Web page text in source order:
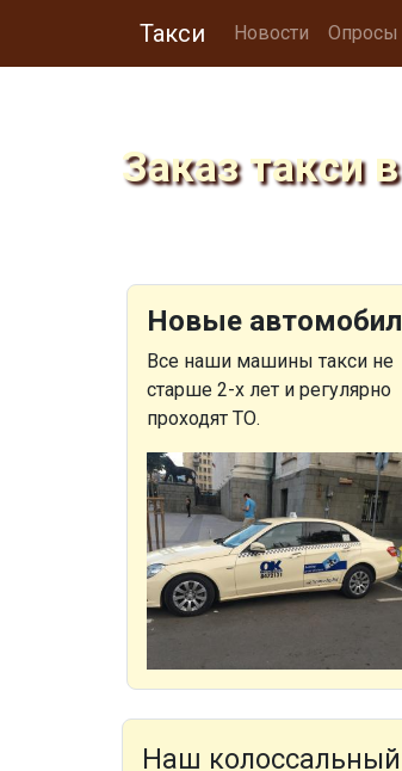
Такси Новости Опросы
Заказ такси
Новые
Все наши машины такси не
старше 2-х лет и регулярно
проходят ТО.
Наш